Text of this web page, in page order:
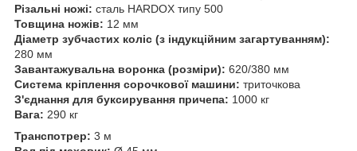
Різальні ножі: сталь HARDOX типу 500
Товщина ножів: 12 мм
Діаметр зубчастих коліс (з індукційним загартуванням):
280 мм
Завантажувальна воронка (розміри): 620/380 мм
Система кріплення сорочкової машини: триточкова
З'єднання для буксирування причепа: 1000 кг
Вага: 290 кг
Транспотрер: 3 м